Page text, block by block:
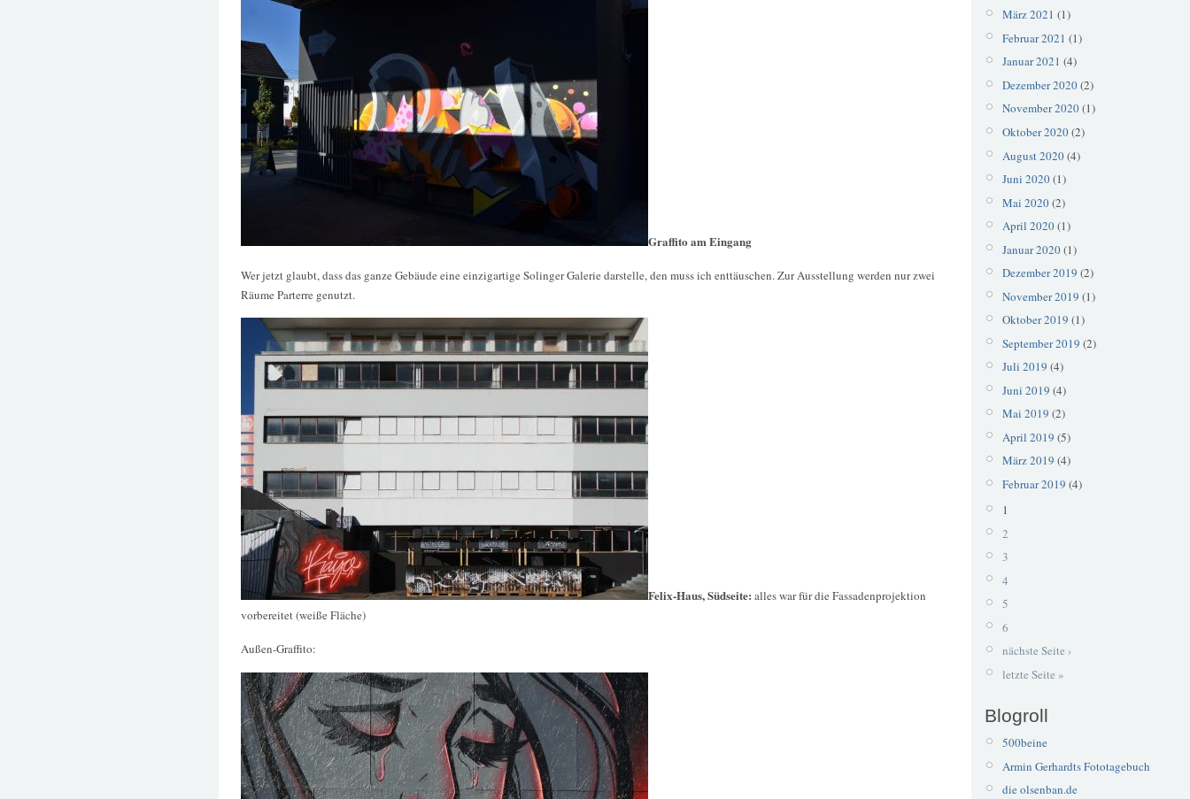
Graffito am Eingang
Wer jetzt glaubt, dass das ganze Gebäude eine einzigartige Solinger Galerie darstelle, den muss ich enttäuschen. Zur Ausstellung werden nur zwei
Räume Parterre genutzt.
Felix-Haus, Südseite: alles war für die Fassadenprojektion
vorbereitet (weiße Fläche)
Außen-Graffito:
März 2021 (1)
Februar 2021 (1)
Januar 2021 (4)
Dezember 2020(2)
November 2020(1)
Oktober 2020(2)
August 2020(4)
Juni 2020(1)
Mai 2020(2)
April 2020(1)
Januar 2020(1)
Dezember 2019 (2)
November 2019 (1)
Oktober 2019 (1)
September 2019 (2)
Juli 2019 (4)
Juni 2019 (4)
Mai 2019 (2)
April 2019 (5)
März 2019 (4)
Februar 2019 (4)
1
2
3
4
5
6
nächste Seite ›
letzte Seite »
Blogroll
500beine
Armin Gerhardts Fototagebuch
die olsenban.de